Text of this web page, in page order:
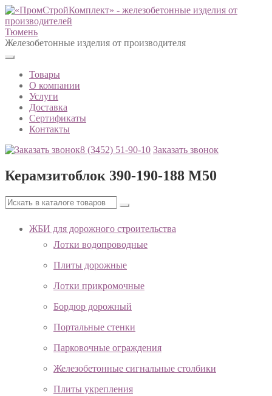
Тюмень
Железобетонные изделия от производителя
Товары
О компании
Услуги
Доставка
Сертификаты
Контакты
8 (3452) 51-90-10 Заказать звонок
Керамзитоблок 390-190-188 М50
ЖБИ для дорожного строительства
Лотки водопроводные
Плиты дорожные
Лотки прикромочные
Бордюр дорожный
Портальные стенки
Парковочные ограждения
Железобетонные сигнальные столбики
Плиты укрепления